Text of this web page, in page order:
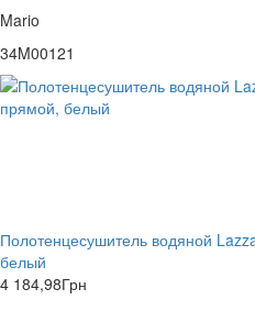
Mario
34M00121
Полотенцесушитель водяной
белый
4 184,98Грн